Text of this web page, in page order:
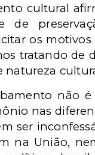
cultural
de
os
tratando de
natureza
não
nas
ser
na União,